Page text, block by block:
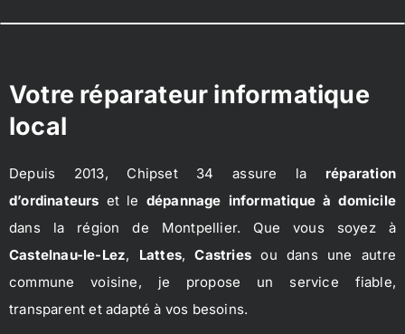
Votre réparateur informatique
local
Depuis 2013, Chipset 34 assure la réparation
d’ordinateurs et le dépannage informatique à domicile
dans la région de Montpellier. Que vous soyez à
Castelnau-le-Lez, Lattes,Castries ou dans une autre
commune voisine, je propose un service fiable,
transparent et adapté à vos besoins.